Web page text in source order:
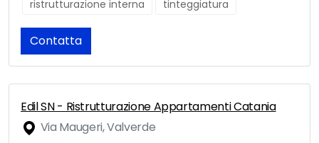
ristrutturazione interna
tinteggiatura
Contatta
Edil SN - Ristrutturazione Appartamenti Catania
Via Maugeri, Valverde